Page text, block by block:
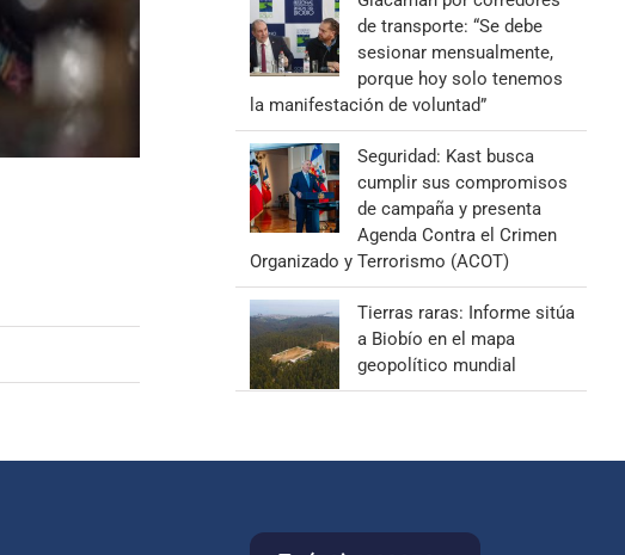
de transporte: “Se debe
sesionar mensualmente,
porque hoy solo tenemos
la manifestación de voluntad”
Seguridad: Kast busca
cumplir sus compromisos
de campaña y presenta
Agenda Contra el Crimen
Organizado y Terrorismo (ACOT)
Tierras raras: Informe sitúa
a Biobío en el mapa
geopolítico mundial